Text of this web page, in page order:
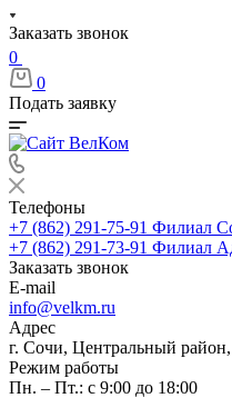
Заказать звонок
0
0
Подать заявку
Телефоны
+7 (862) 291-75-91 Филиал
+7 (862) 291-73-91 Филиал
Заказать звонок
E-mail
info@velkm.ru
Адрес
г. Сочи, Центральный
Режим работы
Пн. – Пт.: с 9:00 до 18:00